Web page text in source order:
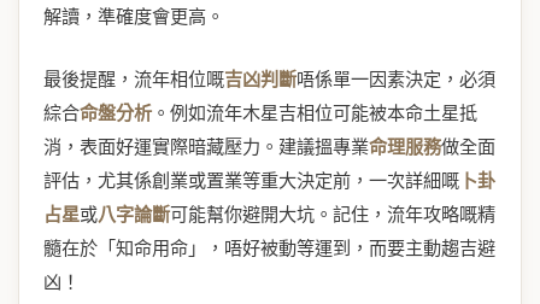
解讀，準確度會更高。
最後提醒，流年相位嘅吉凶判斷唔係單一因素決定，必須
綜合命盤分析 。例如流年木星吉相位可能被本命土星抵
消，表面好運實際暗藏壓力。建議搵專業命理服務做全面
評估，尤其係創業或置業等重大決定前，一次詳細嘅 卜卦
占星或八字論斷可能幫你避開大坑。記住，流年攻略嘅精
髓在於「知命用命」，唔好被動等運到，而要主動趨吉避
凶！